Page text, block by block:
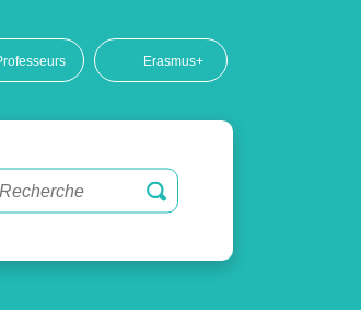
Erasmus+